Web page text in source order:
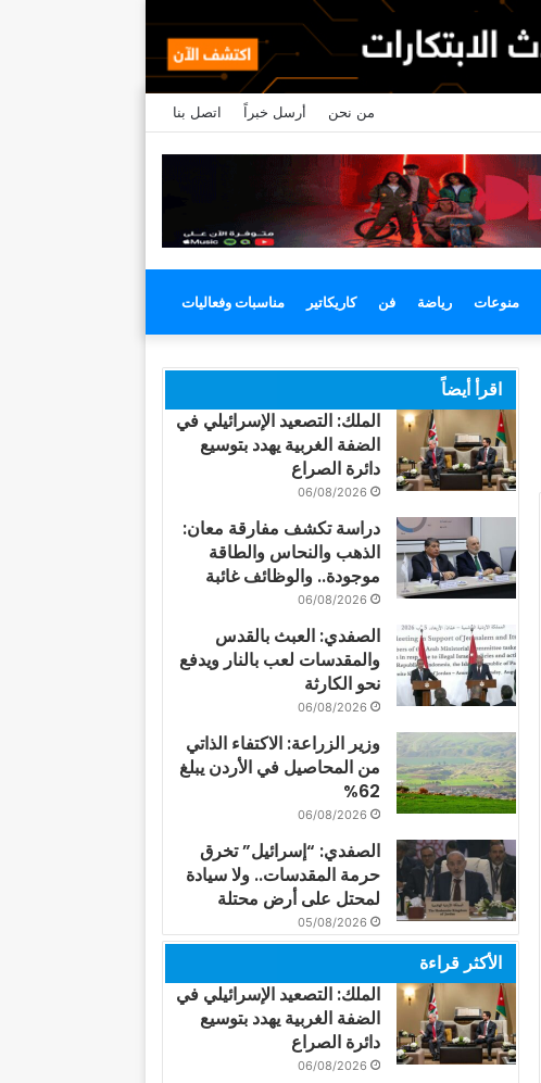
من نحن أرسل خبراً اتصل بنا
منوعات رياضة فن كاريكاتير مناسبات وفعاليات
اقرأ أيضاً
الملك: التصعيد الإسرائيلي في
الضفة الغربية يهدد بتوسيع
دائرة الصراع
06/08/2026
دراسة تكشف مفارقة معان:
الذهب والنحاس والطاقة
موجودة.. والوظائف غائبة
06/08/2026
الصفدي: العبث بالقدس
والمقدسات لعب بالنار ويدفع
نحو الكارثة
06/08/2026
وزير الزراعة: الاكتفاء الذاتي
من المحاصيل في الأردن يبلغ
62%
06/08/2026
الصفدي: “إسرائيل” تخرق
حرمة المقدسات.. ولا سيادة
لمحتل على أرض محتلة
05/08/2026
الأكثر قراءة
الملك: التصعيد الإسرائيلي في
الضفة الغربية يهدد بتوسيع
دائرة الصراع
06/08/2026